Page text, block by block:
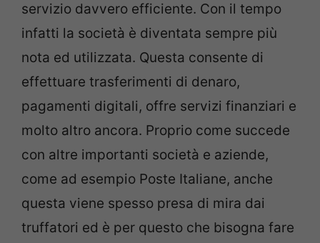
servizio davvero efficiente. Con il tempo
infatti la società è diventata sempre più
nota ed utilizzata. Questa consente di
effettuare trasferimenti di denaro,
pagamenti digitali, offre servizi finanziari e
molto altro ancora. Proprio come succede
con altre importanti società e aziende,
come ad esempio Poste Italiane, anche
questa viene spesso presa di mira dai
truffatori ed è per questo che bisogna fare